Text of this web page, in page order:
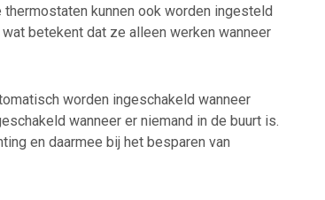
kunnen ook worden ingesteld
betekent dat ze alleen werken wanneer
worden ingeschakeld wanneer
wanneer er niemand in de buurt is.
en daarmee bij het besparen van